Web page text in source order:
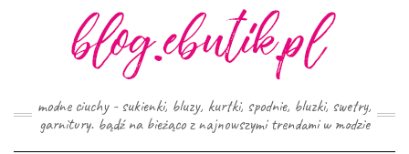
modne ciuchy - sukienki, bluzy, kurtki, spodnie, bluzki, swetry,
garnitury. bądź na bieżąco z najnowszymi trendami w modzie